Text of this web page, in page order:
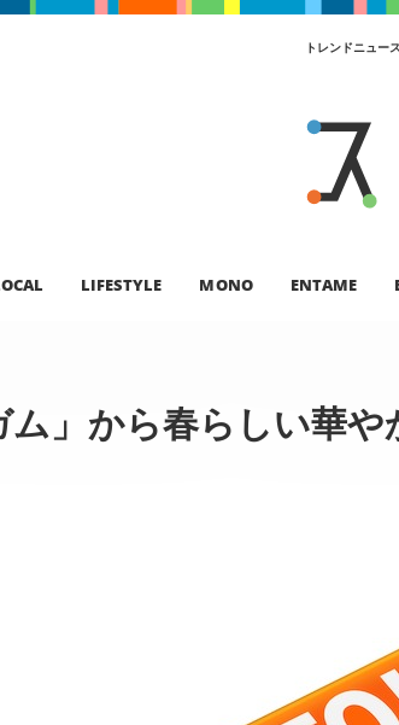
トレンドニュー
LIFESTYLE MONO ENTAME
ム」から春らしい華